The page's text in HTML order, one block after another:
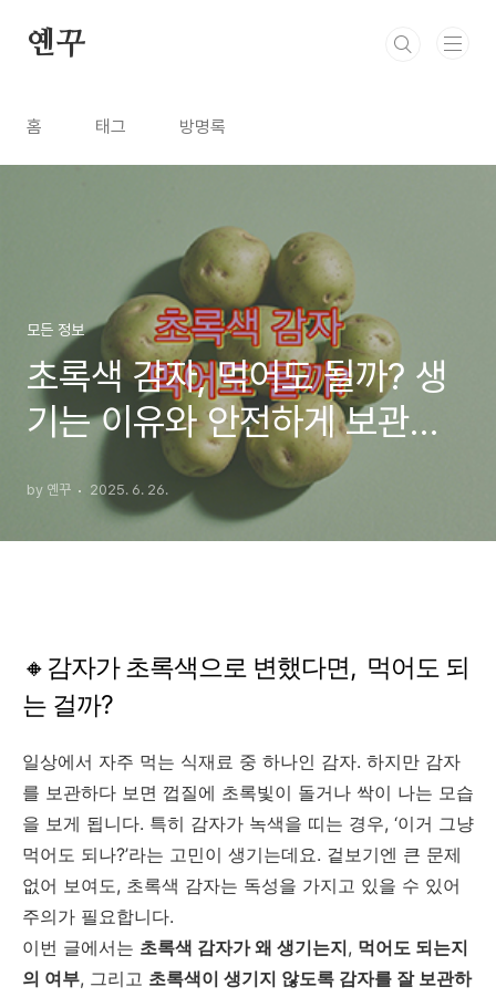
옌꾸
홈 태그 방명록
모든 정보
초록색 감자, 먹어도 될까? 생
기는 이유와 안전하게 보관하
by 옌꾸 2025. 6. 26.
🔸감자가 초록색으로 변했다면, 먹어도 되
는 걸까?
일상에서 자주 먹는 식재료 중 하나인 감자. 하지만 감자
를 보관하다 보면 껍질에 초록빛이 돌거나 싹이 나는 모습
을 보게 됩니다. 특히 감자가 녹색을 띠는 경우, ‘이거 그냥
먹어도 되나?’라는 고민이 생기는데요. 겉보기엔 큰 문제
없어 보여도, 초록색 감자는 독성을 가지고 있을 수 있어
주의가 필요합니다.
이번 글에서는 초록색 감자가 왜 생기는지, 먹어도 되는지
의 여부, 그리고 초록색이 생기지 않도록 감자를 잘 보관하